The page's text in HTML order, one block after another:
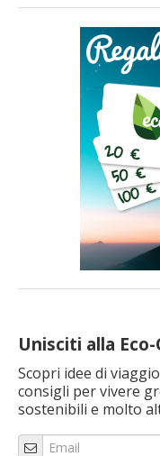
Unisciti alla
Scopri idee di
consigli per vivere
sostenibili e molto
vacanza di benessere,
cartolina. Non i soliti
stabilimenti termali, ma
spirito a contatto con